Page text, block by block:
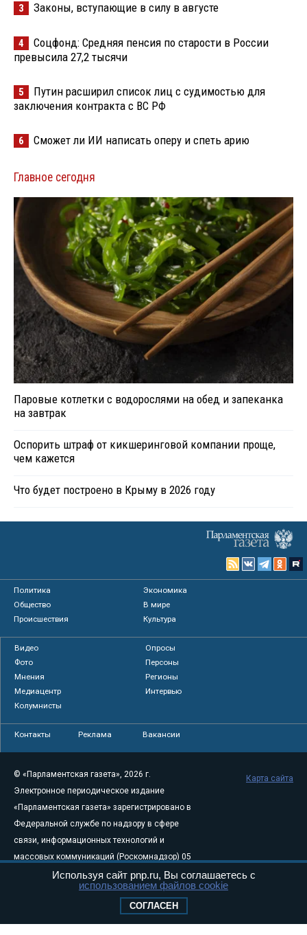
3 Законы, вступающие в силу в августе
4
Соцфонд: Средняя пенсия по старости в России
превысила 27,2 тысячи
5
Путин расширил список лиц с судимостью для
заключения контракта с ВС РФ
6 Сможет ли ИИ написать оперу и спеть арию
Главное сегодня
Паровые котлетки с водорослями на обед и запеканка
на завтрак
Оспорить штраф от кикшеринговой компании проще,
чем кажется
Что будет построено в Крыму в 2026 году
Политика
Экономика
Общество
В мире
Происшествия
Культура
Видео
Опросы
Фото
Персоны
Мнения
Регионы
Медиацентр
Интервью
Колумнисты
Контакты Реклама Вакансии
© «Парламентская газета», 2026 г.
Электронное периодическое издание
«Парламентская газета» зарегистрировано в
Федеральной службе по надзору в сфере
связи, информационных технологий и
массовых коммуникаций (Роскомнадзор) 05
августа 2011 года. 18+
Свидетельство о регистрации Эл № ФС77-
Учредитель — АНО «Парламентская газета»
Карта сайта
Используя сайт pnp.ru, Вы соглашаетесь с
использованием файлов cookie
СОГЛАСЕН